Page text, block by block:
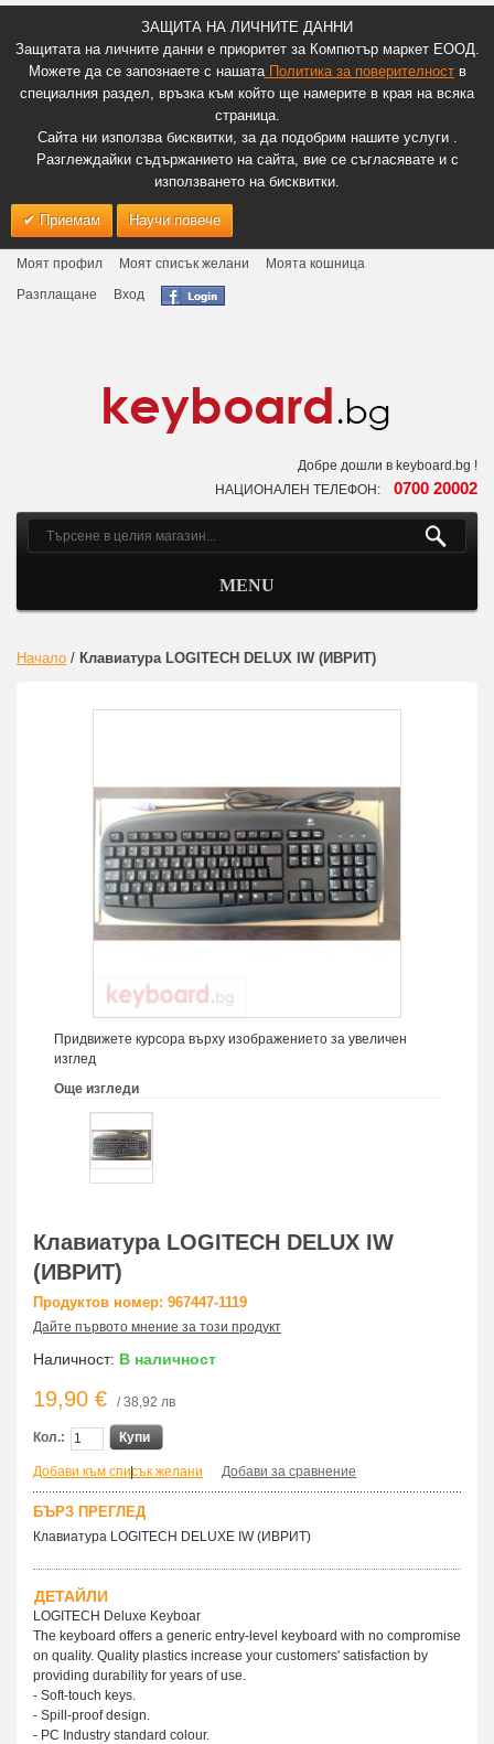
ЗАЩИТА НА ЛИЧНИТЕ ДАННИ
Защитата на личните данни е приоритет за Компютър маркет ЕООД.
Можете да се запознаете с нашатаПолитика за поверителноств
специалния раздел, връзка към който ще намерите в края на всяка
страница.
Сайта ни използва бисквитки, за да подобрим нашите услуги .
Разглеждайки съдържанието на сайта, вие се съгласявате и с
използването на бисквитки.
Приемам Научи повече
Моят профил Моят списък желани
Моята кошница
Разплащане
Вход
Добре дошли в keyboard.bg !
НАЦИОНАЛЕН ТЕЛЕФОН: 0700 20002
MENU
Начало / Клавиатура LOGITECH DELUX IW (ИВРИТ)
Придвижете курсора върху изображението за увеличен
изглед
Още изгледи
Клавиатура LOGITECH DELUX IW
(ИВРИТ)
Продуктов номер: 967447-1119
Дайте първото мнение за този продукт
Наличност: В наличност
19,90 € / 38,92 лв
Кол.: Купи
Добави към списък желани
| Добави за сравнение
БЪРЗ ПРЕГЛЕД
Клавиатура LOGITECH DELUXE IW (ИВРИТ)
ДЕТАЙЛИ
LOGITECH Deluxe Keyboar
The keyboard offers a generic entry-level keyboard with no compromise
on quality. Quality plastics increase your customers' satisfaction by
providing durability for years of use.
- Soft-touch keys.
- Spill-proof design.
- PC Industry standard colour.